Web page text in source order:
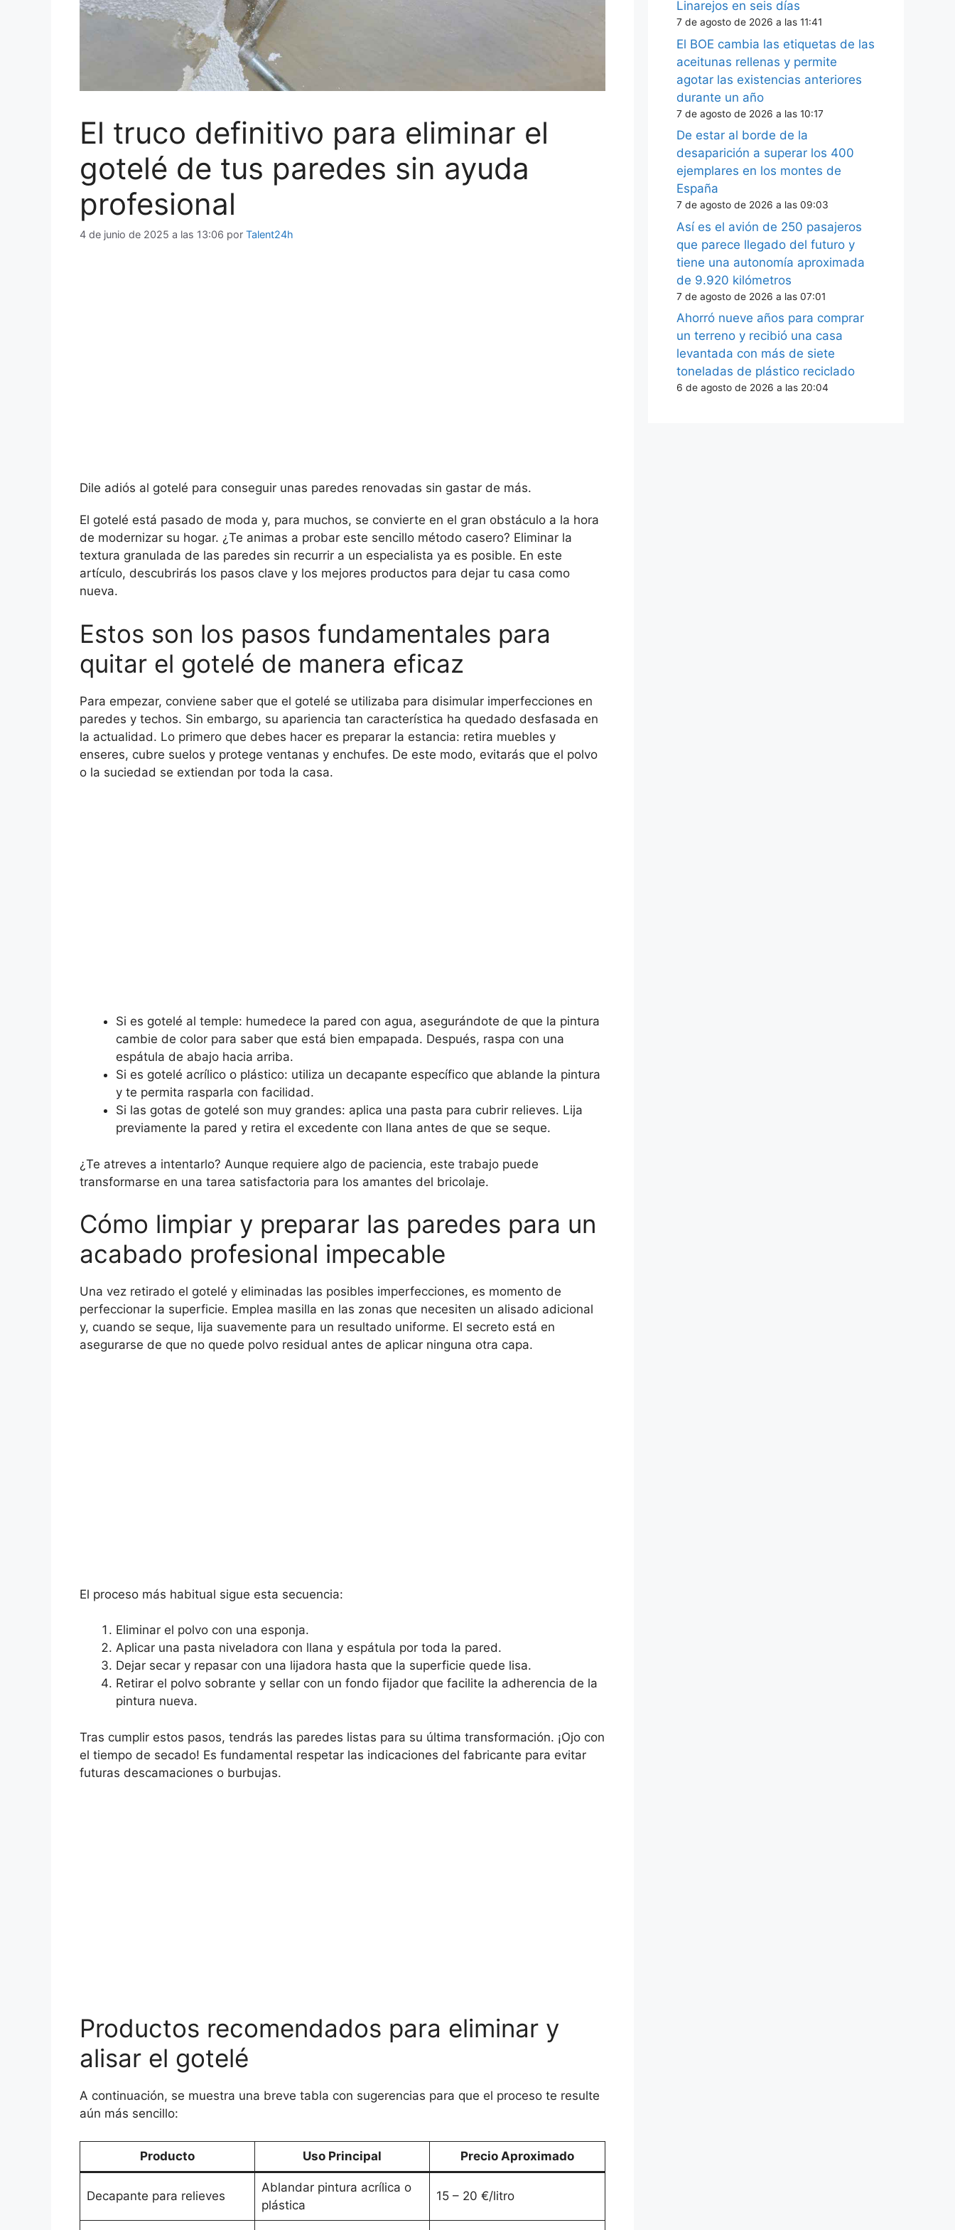
El truco definitivo para eliminar el
gotelé de tus paredes sin ayuda
profesional
4 de junio de 2025 a las 13:06 por Talent24h
Dile adiós al gotelé para conseguir unas paredes renovadas sin gastar de más.
El gotelé está pasado de moda y, para muchos, se convierte en el gran obstáculo a la hora
de modernizar su hogar. ¿Te animas a probar este sencillo método casero? Eliminar la
textura granulada de las paredes sin recurrir a un especialista ya es posible. En este
artículo, descubrirás los pasos clave y los mejores productos para dejar tu casa como
nueva.
Estos son los pasos fundamentales para
quitar el gotelé de manera eficaz
Para empezar, conviene saber que el gotelé se utilizaba para disimular imperfecciones en
paredes y techos. Sin embargo, su apariencia tan característica ha quedado desfasada en
la actualidad. Lo primero que debes hacer es preparar la estancia: retira muebles y
enseres, cubre suelos y protege ventanas y enchufes. De este modo, evitarás que el polvo
o la suciedad se extiendan por toda la casa.
Si es gotelé al temple: humedece la pared con agua, asegurándote de que la pintura
cambie de color para saber que está bien empapada. Después, raspa con una
espátula de abajo hacia arriba.
Si es gotelé acrílico o plástico: utiliza un decapante específico que ablande la pintura
y te permita rasparla con facilidad.
Si las gotas de gotelé son muy grandes: aplica una pasta para cubrir relieves. Lija
previamente la pared y retira el excedente con llana antes de que se seque.
¿Te atreves a intentarlo? Aunque requiere algo de paciencia, este trabajo puede
transformarse en una tarea satisfactoria para los amantes del bricolaje.
Cómo limpiar y preparar las paredes para un
acabado profesional impecable
Una vez retirado el gotelé y eliminadas las posibles imperfecciones, es momento de
perfeccionar la superficie. Emplea masilla en las zonas que necesiten un alisado adicional
y, cuando se seque, lija suavemente para un resultado uniforme. El secreto está en
asegurarse de que no quede polvo residual antes de aplicar ninguna otra capa.
El proceso más habitual sigue esta secuencia:
Eliminar el polvo con una esponja.
Aplicar una pasta niveladora con llana y espátula por toda la pared.
Dejar secar y repasar con una lijadora hasta que la superficie quede lisa.
Retirar el polvo sobrante y sellar con un fondo fijador que facilite la adherencia de la
pintura nueva.
Tras cumplir estos pasos, tendrás las paredes listas para su última transformación. ¡Ojo con
el tiempo de secado! Es fundamental respetar las indicaciones del fabricante para evitar
futuras descamaciones o burbujas.
Productos recomendados para eliminar y
alisar el gotelé
A continuación, se muestra una breve tabla con sugerencias para que el proceso te resulte
aún más sencillo:
Producto Uso Principal Precio Aproximado
Decapante para relieves
Ablandar pintura acrílica o
plástica
15 – 20 €/litro
Linarejos en seis días
7 de agosto de 2026 a las 11:41
El BOE cambia las etiquetas de las
aceitunas rellenas y permite
agotar las existencias anteriores
durante un año
7 de agosto de 2026 a las 10:17
De estar al borde de la
desaparición a superar los 400
ejemplares en los montes de
España
7 de agosto de 2026 a las 09:03
Así es el avión de 250 pasajeros
que parece llegado del futuro y
tiene una autonomía aproximada
de 9.920 kilómetros
7 de agosto de 2026 a las 07:01
Ahorró nueve años para comprar
un terreno y recibió una casa
levantada con más de siete
toneladas de plástico reciclado
6 de agosto de 2026 a las 20:04